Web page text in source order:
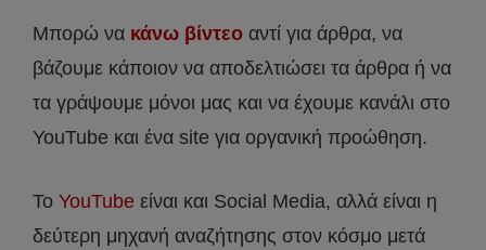
Μπορώ να κάνω βίντεο αντί για άρθρα, να
βάζουμε κάποιον να αποδελτιώσει τα άρθρα ή να
τα γράψουμε μόνοι μας και να έχουμε κανάλι στο
YouTube και ένα site για οργανική προώθηση.
Το YouTube είναι και Social Media, αλλά είναι η
δεύτερη μηχανή αναζήτησης στον κόσμο μετά